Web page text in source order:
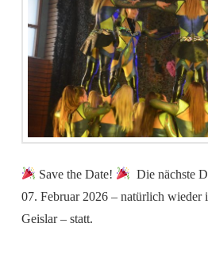
Save the Date!
Die nächste
07. Februar 2026 – natürlich wieder
Geislar – statt.